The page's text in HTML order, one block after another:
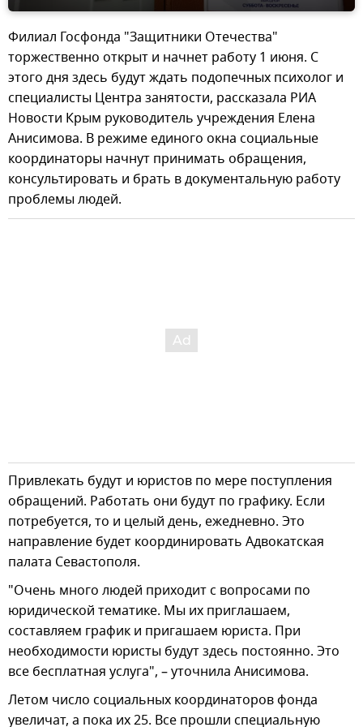
Филиал Госфонда "Защитники Отечества"
торжественно открыт и начнет работу 1 июня. С
этого дня здесь будут ждать подопечных психолог и
специалисты Центра занятости, рассказала РИА
Новости Крым руководитель учреждения Елена
Анисимова. В режиме единого окна социальные
координаторы начнут принимать обращения,
консультировать и брать в документальную работу
проблемы людей.
Привлекать будут и юристов по мере поступления
обращений. Работать они будут по графику. Если
потребуется, то и целый день, ежедневно. Это
направление будет координировать Адвокатская
палата Севастополя.
"Очень много людей приходит с вопросами по
юридической тематике. Мы их приглашаем,
составляем график и пригашаем юриста. При
необходимости юристы будут здесь постоянно. Это
все бесплатная услуга", – уточнила Анисимова.
Летом число социальных координаторов фонда
увеличат, а пока их 25. Все прошли специальную